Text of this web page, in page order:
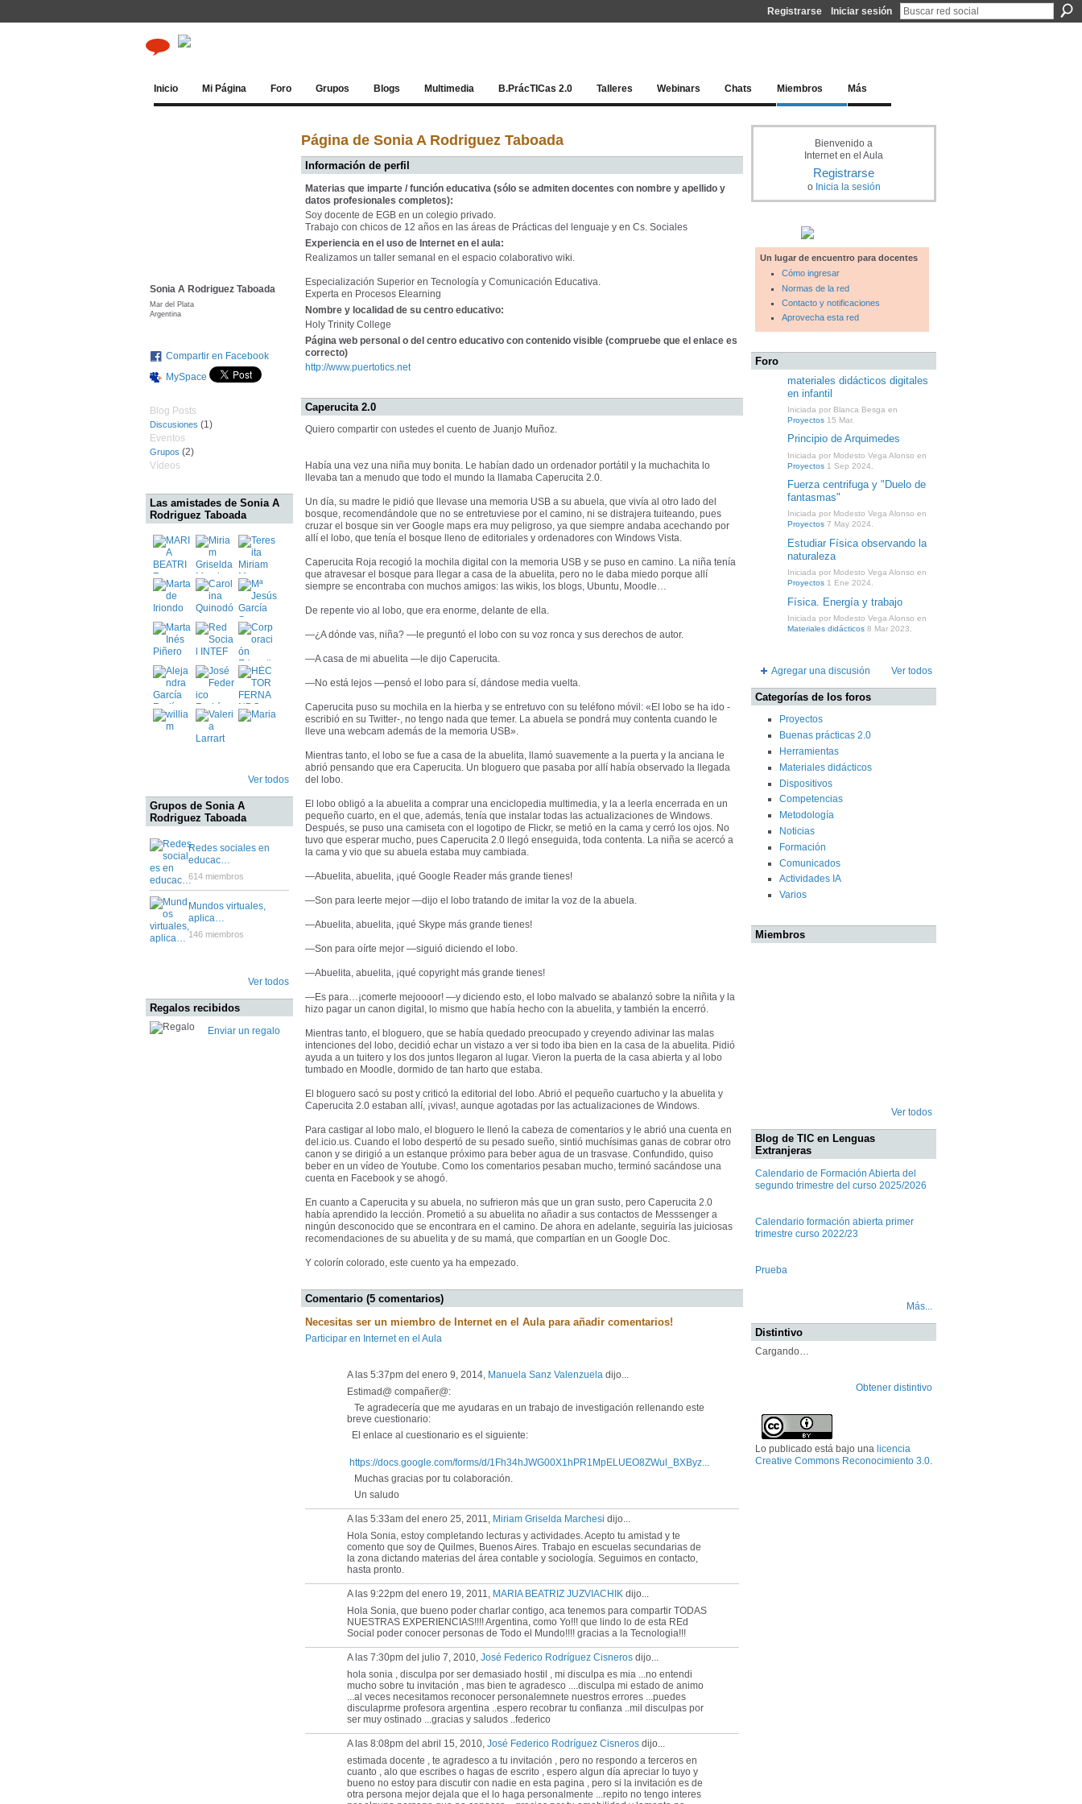
Registrarse Iniciar sesión
Inicio Mi Página Foro Grupos Blogs Multimedia B.PrácTICas 2.0 Talleres Webinars Chats Miembros Más
Sonia A Rodriguez Taboada
Mar del Plata
Argentina
Compartir en Facebook
MySpace
Blog Posts
Discusiones (1)
Eventos
Grupos (2)
Vídeos
Las amistades de Sonia A
Rodriguez Taboada
Ver todos
Grupos de Sonia A
Rodriguez Taboada
Redes sociales en
educac…
614 miembros
Mundos virtuales,
aplica…
146 miembros
Ver todos
Regalos recibidos
Enviar un regalo
Página de Sonia A Rodriguez Taboada
Información de perfil
Materias que imparte / función educativa (sólo se admiten docentes con nombre y apellido y
datos profesionales completos):
Soy docente de EGB en un colegio privado.
Trabajo con chicos de 12 años en las áreas de Prácticas del lenguaje y en Cs. Sociales
Experiencia en el uso de Internet en el aula:
Realizamos un taller semanal en el espacio colaborativo wiki.
Especialización Superior en Tecnología y Comunicación Educativa.
Experta en Procesos Elearning
Nombre y localidad de su centro educativo:
Holy Trinity College
Página web personal o del centro educativo con contenido visible (compruebe que el enlace es
correcto)
http://www.puertotics.net
Caperucita 2.0
Quiero compartir con ustedes el cuento de Juanjo Muñoz.
Había una vez una niña muy bonita. Le habían dado un ordenador portátil y la muchachita lo
llevaba tan a menudo que todo el mundo la llamaba Caperucita 2.0.
Un día, su madre le pidió que llevase una memoria USB a su abuela, que vivía al otro lado del
bosque, recomendándole que no se entretuviese por el camino, ni se distrajera tuiteando, pues
cruzar el bosque sin ver Google maps era muy peligroso, ya que siempre andaba acechando por
allí el lobo, que tenía el bosque lleno de editoriales y ordenadores con Windows Vista.
Caperucita Roja recogió la mochila digital con la memoria USB y se puso en camino. La niña tenía
que atravesar el bosque para llegar a casa de la abuelita, pero no le daba miedo porque allí
siempre se encontraba con muchos amigos: las wikis, los blogs, Ubuntu, Moodle…
De repente vio al lobo, que era enorme, delante de ella.
—¿A dónde vas, niña? —le preguntó el lobo con su voz ronca y sus derechos de autor.
—A casa de mi abuelita —le dijo Caperucita.
—No está lejos —pensó el lobo para sí, dándose media vuelta.
Caperucita puso su mochila en la hierba y se entretuvo con su teléfono móvil: «El lobo se ha ido -
escribió en su Twitter-, no tengo nada que temer. La abuela se pondrá muy contenta cuando le
lleve una webcam además de la memoria USB».
Mientras tanto, el lobo se fue a casa de la abuelita, llamó suavemente a la puerta y la anciana le
abrió pensando que era Caperucita. Un bloguero que pasaba por allí había observado la llegada
del lobo.
El lobo obligó a la abuelita a comprar una enciclopedia multimedia, y la a leerla encerrada en un
pequeño cuarto, en el que, además, tenía que instalar todas las actualizaciones de Windows.
Después, se puso una camiseta con el logotipo de Flickr, se metió en la cama y cerró los ojos. No
tuvo que esperar mucho, pues Caperucita 2.0 llegó enseguida, toda contenta. La niña se acercó a
la cama y vio que su abuela estaba muy cambiada.
—Abuelita, abuelita, ¡qué Google Reader más grande tienes!
—Son para leerte mejor —dijo el lobo tratando de imitar la voz de la abuela.
—Abuelita, abuelita, ¡qué Skype más grande tienes!
—Son para oírte mejor —siguió diciendo el lobo.
—Abuelita, abuelita, ¡qué copyright más grande tienes!
—Es para…¡comerte mejoooor! —y diciendo esto, el lobo malvado se abalanzó sobre la niñita y la
hizo pagar un canon digital, lo mismo que había hecho con la abuelita, y también la encerró.
Mientras tanto, el bloguero, que se había quedado preocupado y creyendo adivinar las malas
intenciones del lobo, decidió echar un vistazo a ver si todo iba bien en la casa de la abuelita. Pidió
ayuda a un tuitero y los dos juntos llegaron al lugar. Vieron la puerta de la casa abierta y al lobo
tumbado en Moodle, dormido de tan harto que estaba.
El bloguero sacó su post y criticó la editorial del lobo. Abrió el pequeño cuartucho y la abuelita y
Caperucita 2.0 estaban allí, ¡vivas!, aunque agotadas por las actualizaciones de Windows.
Para castigar al lobo malo, el bloguero le llenó la cabeza de comentarios y le abrió una cuenta en
del.icio.us. Cuando el lobo despertó de su pesado sueño, sintió muchísimas ganas de cobrar otro
canon y se dirigió a un estanque próximo para beber agua de un trasvase. Confundido, quiso
beber en un vídeo de Youtube. Como los comentarios pesaban mucho, terminó sacándose una
cuenta en Facebook y se ahogó.
En cuanto a Caperucita y su abuela, no sufrieron más que un gran susto, pero Caperucita 2.0
había aprendido la lección. Prometió a su abuelita no añadir a sus contactos de Messsenger a
ningún desconocido que se encontrara en el camino. De ahora en adelante, seguiría las juiciosas
recomendaciones de su abuelita y de su mamá, que compartían en un Google Doc.
Y colorín colorado, este cuento ya ha empezado.
Comentario (5 comentarios)
Necesitas ser un miembro de Internet en el Aula para añadir comentarios!
Participar en Internet en el Aula
A las 5:37pm del enero 9, 2014, Manuela Sanz Valenzuela dijo...
Estimad@ compañer@:
Te agradecería que me ayudaras en un trabajo de investigación rellenando este
breve cuestionario:
El enlace al cuestionario es el siguiente:
https://docs.google.com/forms/d/1Fh34hJWG00X1hPR1MpELUEO8ZWul_BXByz...
Muchas gracias por tu colaboración.
Un saludo
A las 5:33am del enero 25, 2011, Miriam Griselda Marchesi dijo...
Hola Sonia, estoy completando lecturas y actividades. Acepto tu amistad y te
comento que soy de Quilmes, Buenos Aires. Trabajo en escuelas secundarias de
la zona dictando materias del área contable y sociología. Seguimos en contacto,
hasta pronto.
A las 9:22pm del enero 19, 2011, MARIA BEATRIZ JUZVIACHIK dijo...
Hola Sonia, que bueno poder charlar contigo, aca tenemos para compartir TODAS
NUESTRAS EXPERIENCIAS!!!! Argentina, como Yo!!! que lindo lo de esta REd
Social poder conocer personas de Todo el Mundo!!!! gracias a la Tecnologia!!!
A las 7:30pm del julio 7, 2010, José Federico Rodríguez Cisneros dijo...
hola sonia , disculpa por ser demasiado hostil , mi disculpa es mia ...no entendi
mucho sobre tu invitación , mas bien te agradesco ....disculpa mi estado de animo
...al veces necesitamos reconocer personalemnete nuestros errores ...puedes
disculaprme profesora argentina ..espero recobrar tu confianza ..mil disculpas por
ser muy ostinado ...gracias y saludos ..federico
A las 8:08pm del abril 15, 2010, José Federico Rodríguez Cisneros dijo...
estimada docente , te agradesco a tu invitación , pero no respondo a terceros en
cuanto , alo que escribes o hagas de escrito , espero algun día apreciar lo tuyo y
bueno no estoy para discutir con nadie en esta pagina , pero si la invitación es de
otra persona mejor dejala que el lo haga personalmente ...repito no tengo interes
Bienvenido a
Internet en el Aula
Registrarse
o Inicia la sesión
Un lugar de encuentro para docentes
Cómo ingresar
Normas de la red
Contacto y notificaciones
Aprovecha esta red
Foro
materiales didácticos digitales
en infantil
Iniciada por Blanca Besga en
Proyectos 15 Mar.
Principio de Arquimedes
Iniciada por Modesto Vega Alonso en
Proyectos 1 Sep 2024.
Fuerza centrifuga y "Duelo de
fantasmas"
Iniciada por Modesto Vega Alonso en
Proyectos 7 May 2024.
Estudiar Física observando la
naturaleza
Iniciada por Modesto Vega Alonso en
Proyectos 1 Ene 2024.
Física. Energía y trabajo
Iniciada por Modesto Vega Alonso en
Materiales didácticos 8 Mar 2023.
Agregar una discusión Ver todos
Categorías de los foros
Proyectos
Buenas prácticas 2.0
Herramientas
Materiales didácticos
Dispositivos
Competencias
Metodología
Noticias
Formación
Comunicados
Actividades IA
Varios
Miembros
Ver todos
Blog de TIC en Lenguas
Extranjeras
Calendario de Formación Abierta del
segundo trimestre del curso 2025/2026
Calendario formación abierta primer
trimestre curso 2022/23
Prueba
Más...
Distintivo
Cargando…
Obtener distintivo
Lo publicado está bajo una licencia
Creative Commons Reconocimiento 3.0.